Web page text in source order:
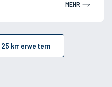
MEHR
25 km erweitern